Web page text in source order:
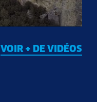
VOIR + DE VIDÉOS